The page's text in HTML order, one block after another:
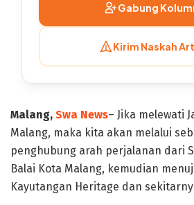
Gabung
Kirim Naskah
Malang, Swa News– Jika melewati
Malang, maka kita akan melalui
penghubung arah perjalanan dari
Balai Kota Malang, kemudian
Kayutangan Heritage dan